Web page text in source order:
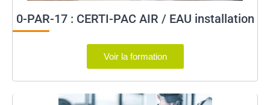
0-PAR-17 : CERTI-PAC AIR / EAU installation
Voir la formation